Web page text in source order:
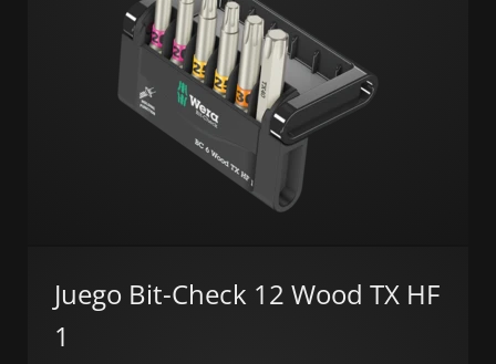
Juego Bit-Check 12 Wood TX HF
1